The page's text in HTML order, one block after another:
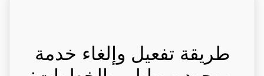
طريقة تفعيل وإلغاء خدمة